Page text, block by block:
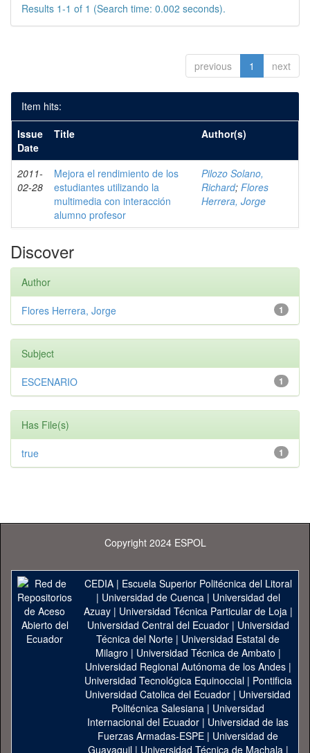
Results 1-1 of 1 (Search time: 0.002 seconds).
previous 1 next
Item hits:
Issue
Date
Title Author(s)
2011-
02-28
Mejora el rendimiento de los
estudiantes utilizando la
multimedia con interacción
alumno profesor
Pilozo Solano,
Richard; Flores
Herrera, Jorge
Discover
Author
1
Flores Herrera, Jorge
Subject
1
ESCENARIO
Has File(s)
1
true
Copyright 2024 ESPOL
CEDIA| Escuela Superior Politécnica del Litoral
| Universidad de Cuenca| Universidad del
Azuay| Universidad Técnica Particular de Loja|
Universidad Central del Ecuador| Universidad
Técnica del Norte | Universidad Estatal de
Milagro | Universidad Técnica de Ambato |
Universidad Regional Autónoma de los Andes|
Universidad Tecnológica Equinoccial| Pontificia
Universidad Catolica del Ecuador | Universidad
Politécnica Salesiana | Universidad
Internacional del Ecuador | Universidad de las
Fuerzas Armadas-ESPE | Universidad de
Guayaquil| Universidad Técnica de Machala |